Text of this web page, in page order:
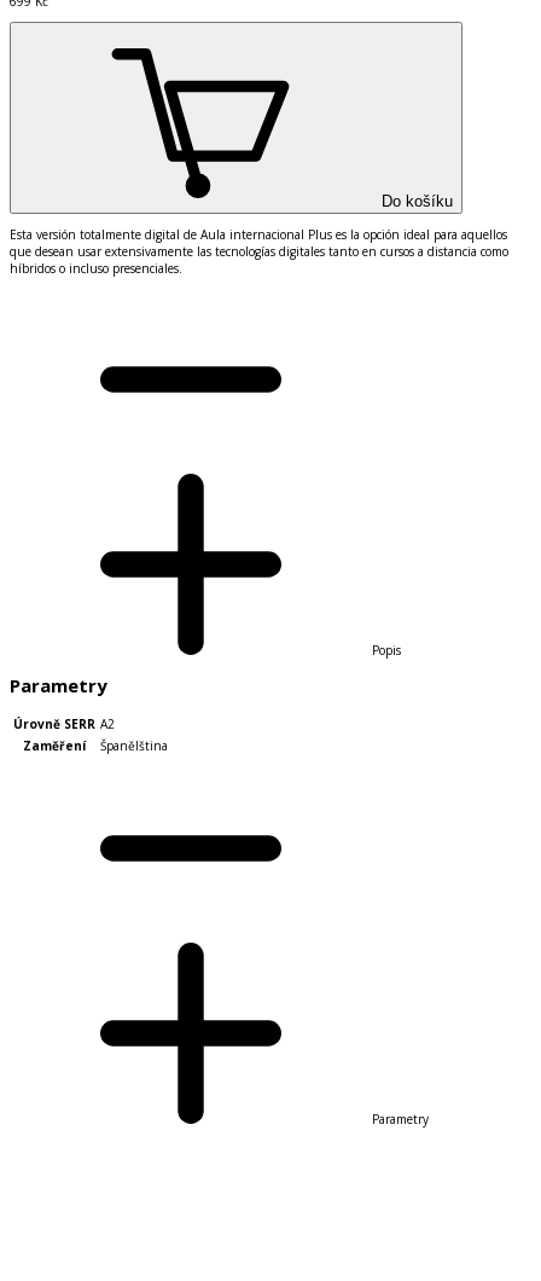
Do košíku
Esta versión totalmente digital de Aula internacional Plus es la opción ideal para aquellos
que desean usar extensivamente las tecnologías digitales tanto en cursos a distancia como
híbridos o incluso presenciales.
Popis
Parametry
Úrovně SERR A2
Zaměření
Španělština
Parametry